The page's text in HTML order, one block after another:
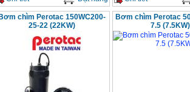
Bơm chìm Perotac 150WC200-
25-22 (22KW)
Bơm chìm Perotac
7.5 (7.5KW)